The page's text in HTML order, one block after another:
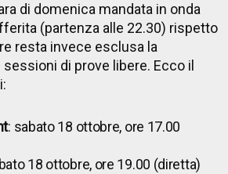
di domenica mandata in onda
(partenza alle 22.30) rispetto
resta invece esclusa la
di prove libere. Ecco il
: sabato 18 ottobre, ore 17.00
18 ottobre, ore 19.00 (diretta)